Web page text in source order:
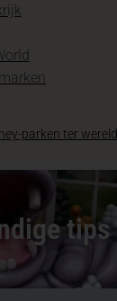
parken ter wereld
tips